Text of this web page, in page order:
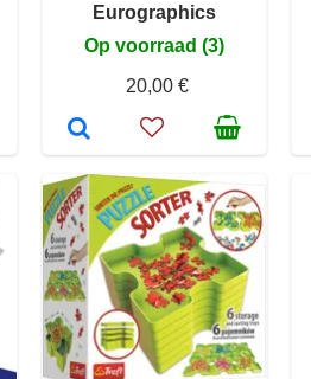
Eurographics
Op voorraad (3)
20,00 €